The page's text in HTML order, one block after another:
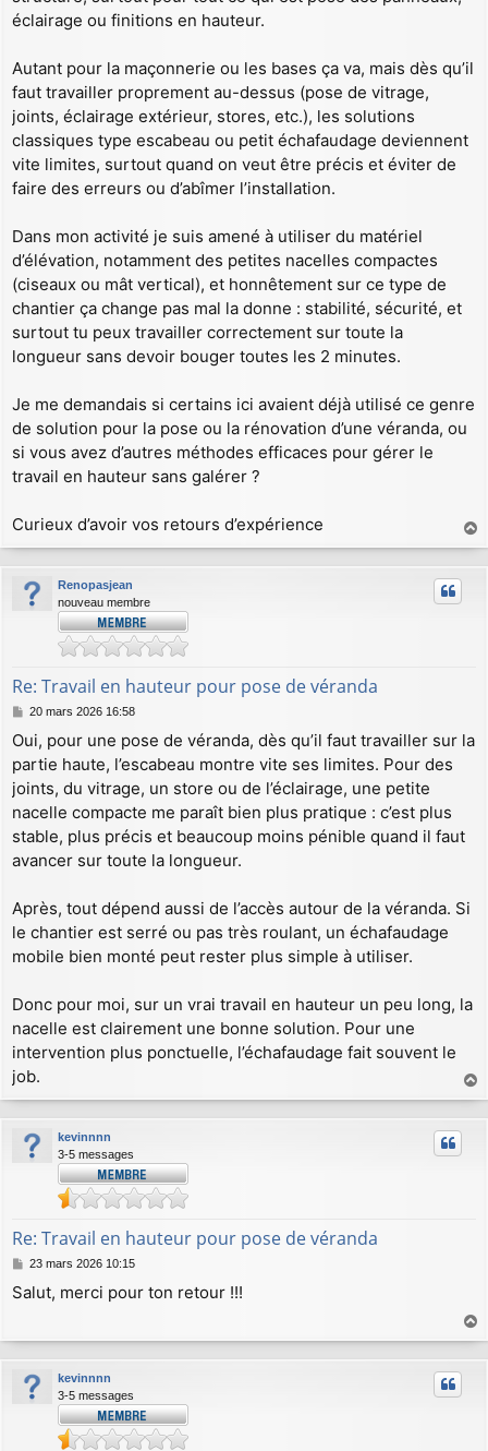
éclairage ou finitions en hauteur.
Autant pour la maçonnerie ou les bases ça va, mais dès qu’il
faut travailler proprement au-dessus (pose de vitrage,
joints, éclairage extérieur, stores, etc.), les solutions
classiques type escabeau ou petit échafaudage deviennent
vite limites, surtout quand on veut être précis et éviter de
faire des erreurs ou d’abîmer l’installation.
Dans mon activité je suis amené à utiliser du matériel
d’élévation, notamment des petites nacelles compactes
(ciseaux ou mât vertical), et honnêtement sur ce type de
chantier ça change pas mal la donne : stabilité, sécurité, et
surtout tu peux travailler correctement sur toute la
longueur sans devoir bouger toutes les 2 minutes.
Je me demandais si certains ici avaient déjà utilisé ce genre
de solution pour la pose ou la rénovation d’une véranda, ou
si vous avez d’autres méthodes efficaces pour gérer le
travail en hauteur sans galérer ?
Curieux d’avoir vos retours d’expérience
a
u
Renopasjean
nouveau membre
Re: Travail en hauteur pour pose de véranda
M
s
s
a
g
e
20 mars 2026 16:58
Oui, pour une pose de véranda, dès qu’il faut travailler sur la
partie haute, l’escabeau montre vite ses limites. Pour des
joints, du vitrage, un store ou de l’éclairage, une petite
nacelle compacte me paraît bien plus pratique : c’est plus
stable, plus précis et beaucoup moins pénible quand il faut
avancer sur toute la longueur.
Après, tout dépend aussi de l’accès autour de la véranda. Si
le chantier est serré ou pas très roulant, un échafaudage
mobile bien monté peut rester plus simple à utiliser.
Donc pour moi, sur un vrai travail en hauteur un peu long, la
nacelle est clairement une bonne solution. Pour une
intervention plus ponctuelle, l’échafaudage fait souvent le
job.
a
u
kevinnnn
3-5 messages
Re: Travail en hauteur pour pose de véranda
M
s
23 mars 2026 10:15
Salut, merci pour ton retour !!!
a
u
kevinnnn
3-5 messages